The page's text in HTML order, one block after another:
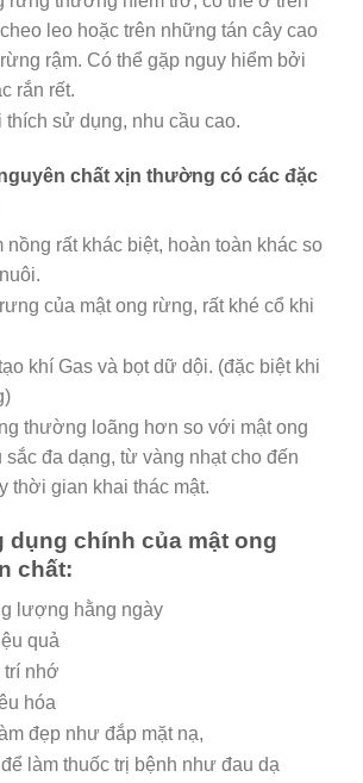
leo hoặc trên những tán cây cao
rậm. Có thể gặp nguy hiểm bởi
rắn rết.
sử dụng, nhu cầu cao.
chất xịn thường có các đặc
nồng rất khác biệt, hoàn toàn khác so
của mật ong rừng, rất khé cổ khi
khí Gas và bọt dữ dội. (đặc biệt khi
thường loãng hơn so với mật ong
sắc đa dạng, từ vàng nhạt cho đến
thời gian khai thác mật.
dụng chính của mật ong
chất:
lượng hằng ngày
quả
nhớ
hóa
đẹp như đắp mặt nạ,
làm thuốc trị bệnh như đau dạ